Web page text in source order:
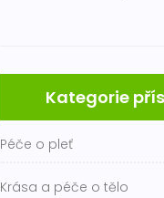
Kategorie
Péče o pleť
Krása a péče o tělo